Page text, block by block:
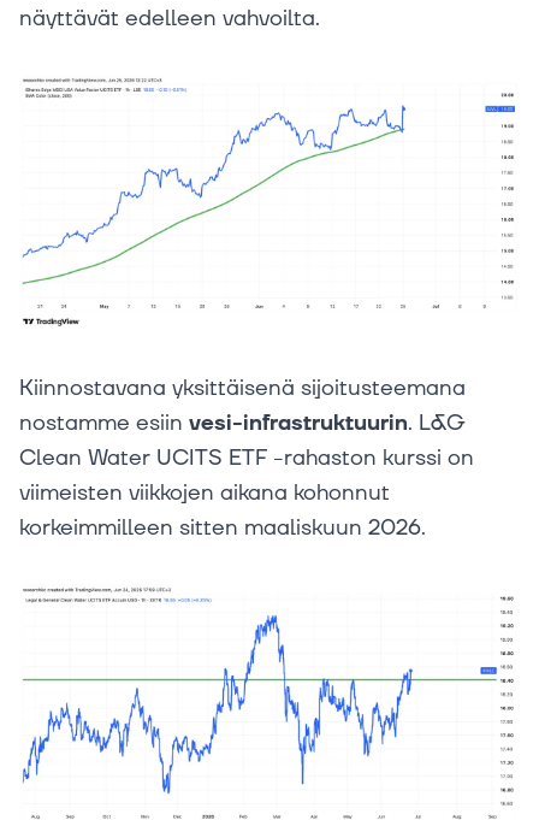
näyttävät edelleen vahvoilta.
Kiinnostavana yksittäisenä sijoitusteemana
nostamme esiin vesi-infrastruktuurin. L&G
Clean Water UCITS ETF -rahaston kurssi on
viimeisten viikkojen aikana kohonnut
korkeimmilleen sitten maaliskuun 2026.